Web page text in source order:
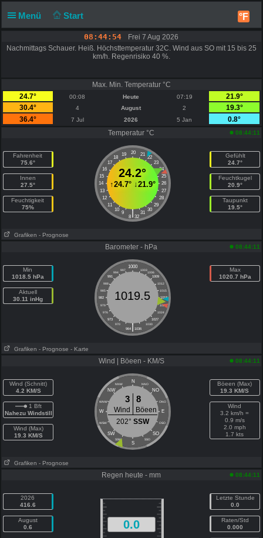
Menü Start °F
08:44:54
Frei 7 Aug 2026
Nachmittags Schauer. Heiß. Höchsttemperatur 32C. Wind aus SO mit 15 bis 25
km/h. Regenrisiko 40 %.
Max. Min. Temperatur °C
24.7°
00:08 Heute 07:19
21.9°
30.4°
4 August 2
19.3°
36.4°
7 Jul 2026 5 Jan
0.8°
Temperatur °C
08:44:11
Fahrenheit
75.6°
Innen
27.5°
Feuchtigkeit
75%
20
19 21
18
22
17
23
16
24
15
25
14
26
13
27
12
28
11
29
10
30
9 31
|
8 32
24.2°
↑24.7°↓21.9°
Gefühlt
24.7°
Feuchtkugel
20.9°
Taupunkt
19.5°
Grafiken - Prognose
Barometer - hPa 08:44:11
Min
1018.5 hPa
Aktuell
30.11 inHg
1000
997 1003
994
1006
991
1009
988
1012
985
1015
982
1018
979
1021
976
1024
973
1027
970
1030
|
964 1036
1019.5
Max
1020.7 hPa
Grafiken - Prognose - Karte
Wind | Böeen - KM/S 08:44:11
Wind (Schnitt)
4.2 KM/S
1 Bft
Nahezu Windstill
Wind (Max)
19.3 KM/S
N
NNW NNO
NW NO
WNW ONO
W E
WSW OSO
SW SO
SSW SSO
S
3 8
Wind
Böeen
202° SSW
Böeen (Max)
19.3 KM/S
Wind
3.2 km/h =
0.9 m/s
2.0 mph
1.7 kts
Grafiken - Prognose
Regen heute - mm 08:44:11
2026
416.6
August
0.6
0.0
Letzte Stunde
0.0
Raten/Std
0.000